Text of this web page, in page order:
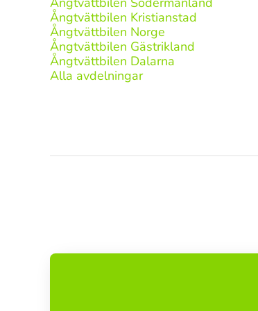
Ångtvättbilen Kristianstad
Ångtvättbilen Norge
Ångtvättbilen Gästrikland
Ångtvättbilen Dalarna
Alla avdelningar